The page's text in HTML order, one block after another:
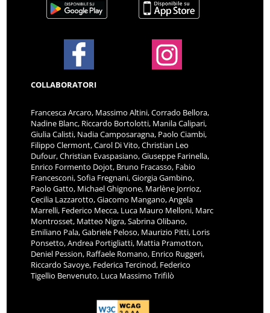
COLLABORATORI
Francesca Arcaro, Massimo Altini, Corrado Bellora,
Nadine Blanc, Riccardo Bortolotti, Manila Calipari,
Giulia Calisti, Nadia Camposaragna, Paolo Ciambi,
Filippo Clermont, Carol Di Vito, Christian Leo
Dufour, Christian Evaspasiano, Giuseppe Farinella,
Enrico Formento Dojot, Bruno Fracasso, Fabio
Francesconi, Sofia Fregnani, Giorgia Gambino,
Paolo Gatto, Michael Ghignone, Marlène Jorrioz,
Cecilia Lazzarotto, Giacomo Mangano, Angela
Marrelli, Federico Mecca, Luca Mauro Melloni, Marc
Montrosset, Matteo Nigra, Sabrina Olibano,
Emiliano Pala, Gabriele Peloso, Maurizio Pitti, Loris
Ponsetto, Andrea Portigliatti, Mattia Pramotton,
Deniel Pession, Raffaele Romano, Enrico Ruggeri,
Riccardo Savoye, Federica Tercinod, Federico
Tigellio Benvenuto, Luca Massimo Trifilò